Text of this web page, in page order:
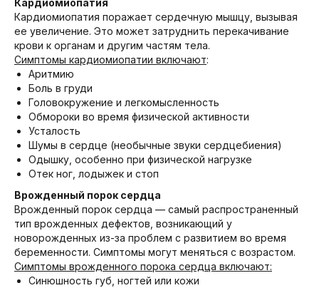
Кардиомиопатия
Кардиомиопатия поражает сердечную мышцу, вызывая
ее увеличение. Это может затруднить перекачивание
крови к органам и другим частям тела.
Симптомы кардиомиопатии включают:
Аритмию
Боль в груди
Головокружение и легкомысленность
Обмороки во время физической активности
Усталость
Шумы в сердце (необычные звуки сердцебиения)
Одышку, особенно при физической нагрузке
Отек ног, лодыжек и стоп
Врожденный порок сердца
Врожденный порок сердца — самый распространенный
тип врожденных дефектов, возникающий у
новорожденных из-за проблем с развитием во время
беременности. Симптомы могут меняться с возрастом.
Симптомы врожденного порока сердца включают:
Синюшность губ, ногтей или кожи